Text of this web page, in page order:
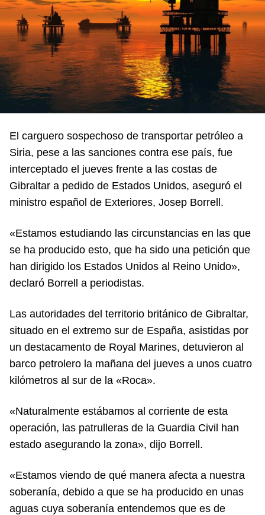
El carguero sospechoso de transportar petróleo a
Siria, pese a las sanciones contra ese país, fue
interceptado el jueves frente a las costas de
Gibraltar a pedido de Estados Unidos, aseguró el
ministro español de Exteriores, Josep Borrell.
«Estamos estudiando las circunstancias en las que
se ha producido esto, que ha sido una petición que
han dirigido los Estados Unidos al Reino Unido»,
declaró Borrell a periodistas.
Las autoridades del territorio británico de Gibraltar,
situado en el extremo sur de España, asistidas por
un destacamento de Royal Marines, detuvieron al
barco petrolero la mañana del jueves a unos cuatro
kilómetros al sur de la «Roca».
«Naturalmente estábamos al corriente de esta
operación, las patrulleras de la Guardia Civil han
estado asegurando la zona», dijo Borrell.
«Estamos viendo de qué manera afecta a nuestra
soberanía, debido a que se ha producido en unas
aguas cuya soberanía entendemos que es de